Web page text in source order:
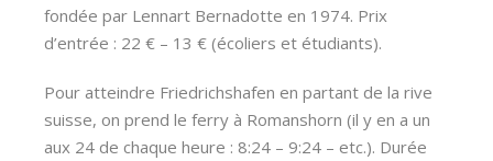
fondée par Lennart Bernadotte en 1974. Prix
d’entrée : 22 € – 13 € (écoliers et étudiants).
Pour atteindre Friedrichshafen en partant de la rive
suisse, on prend le ferry à Romanshorn (il y en a un
aux 24 de chaque heure : 8:24 – 9:24 – etc.). Durée